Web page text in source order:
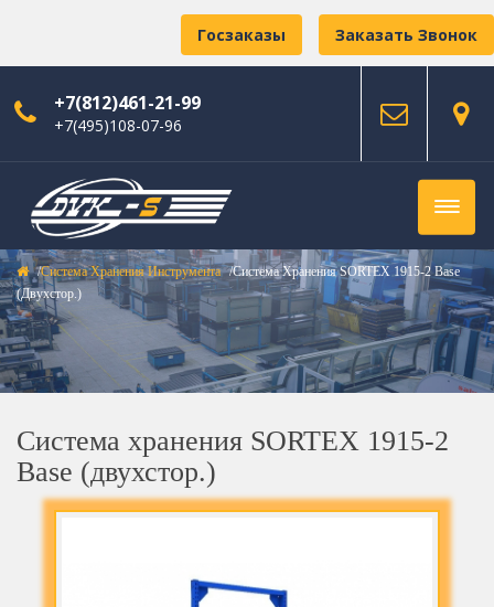
Заказать Звонок
Госзаказы
+7(812)461-21-99
+7(495)108-07-96
Система Хранения Инструмента
Система Хранения SORTEX 1915-2 Base
(двухстор.)
Система хранения SORTEX 1915-2
Base (двухстор.)